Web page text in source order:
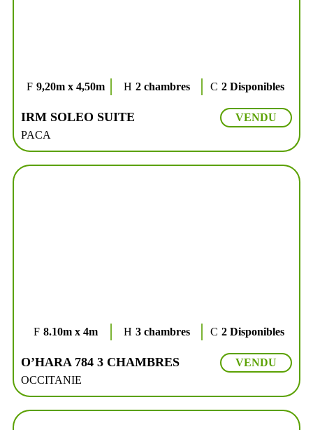
9,20m x 4,50m 2 chambres 2 Disponibles
IRM SOLEO SUITE
PACA
VENDU
8.10m x 4m 3 chambres 2 Disponibles
O’HARA 784 3 CHAMBRES
OCCITANIE
VENDU